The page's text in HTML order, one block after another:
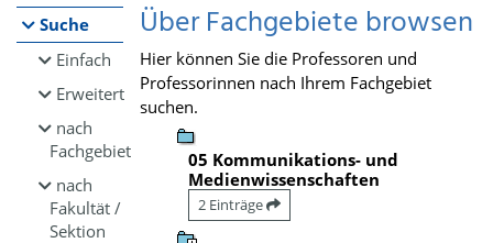
Suche
Einfach
Erweitert
nach
Fachgebiet
nach
Fakultät /
Sektion
Über Fachgebiete browsen
Hier können Sie die Professoren und
Professorinnen nach Ihrem Fachgebiet
suchen.
05 Kommunikations- und
Medienwissenschaften
2 Einträge